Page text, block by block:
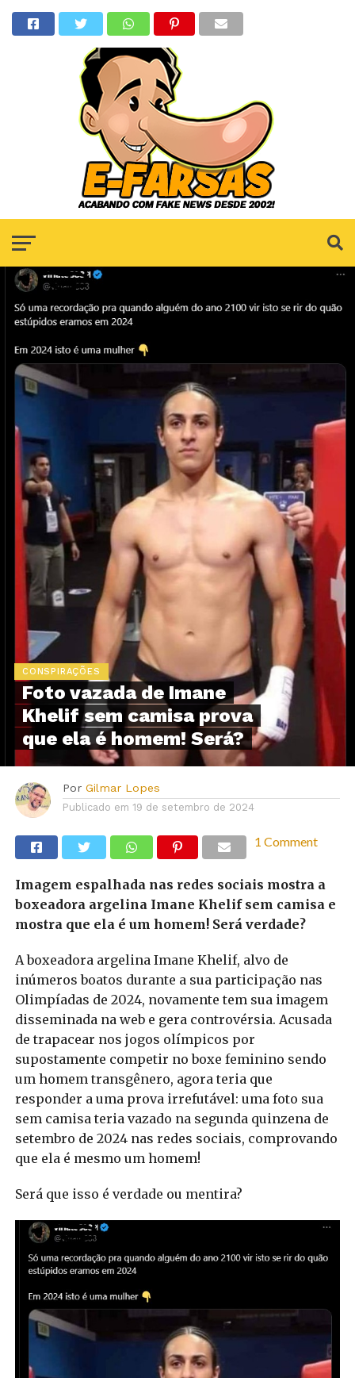
CONSPIRAÇÕES
Foto vazada de Imane
Khelif sem camisa prova
que ela é homem! Será?
Por Gilmar Lopes
Publicado em 19 de setembro de 2024
1 Comment
Imagem espalhada nas redes sociais mostra a
boxeadora argelina Imane Khelif sem camisa e
mostra que ela é um homem! Será verdade?
A boxeadora argelina Imane Khelif, alvo de
inúmeros boatos durante a sua participação nas
Olimpíadas de 2024, novamente tem sua imagem
disseminada na web e gera controvérsia. Acusada
de trapacear nos jogos olímpicos por
supostamente competir no boxe feminino sendo
um homem transgênero, agora teria que
responder a uma prova irrefutável: uma foto sua
sem camisa teria vazado na segunda quinzena de
setembro de 2024 nas redes sociais, comprovando
que ela é mesmo um homem!
Será que isso é verdade ou mentira?